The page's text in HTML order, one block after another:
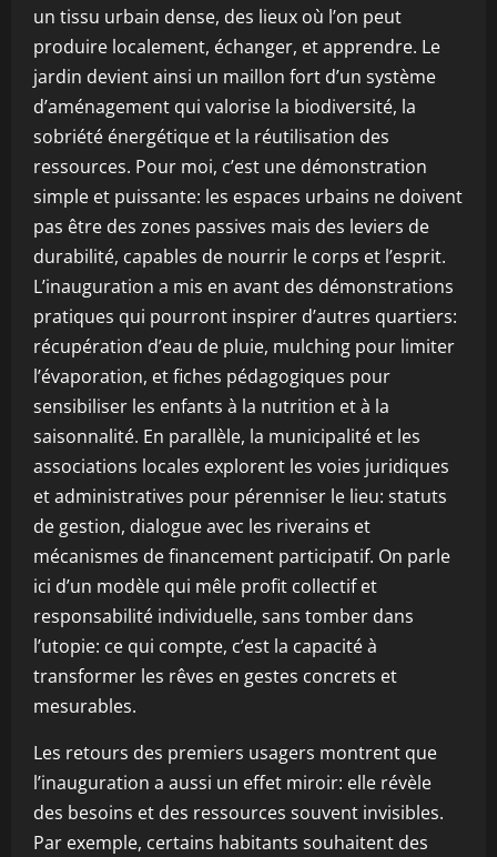
un tissu urbain dense, des lieux où l’on peut
produire localement, échanger, et apprendre. Le
jardin devient ainsi un maillon fort d’un système
d’aménagement qui valorise la biodiversité, la
sobriété énergétique et la réutilisation des
ressources. Pour moi, c’est une démonstration
simple et puissante: les espaces urbains ne doivent
pas être des zones passives mais des leviers de
durabilité, capables de nourrir le corps et l’esprit.
L’inauguration a mis en avant des démonstrations
pratiques qui pourront inspirer d’autres quartiers:
récupération d’eau de pluie, mulching pour limiter
l’évaporation, et fiches pédagogiques pour
sensibiliser les enfants à la nutrition et à la
saisonnalité. En parallèle, la municipalité et les
associations locales explorent les voies juridiques
et administratives pour pérenniser le lieu: statuts
de gestion, dialogue avec les riverains et
mécanismes de financement participatif. On parle
ici d’un modèle qui mêle profit collectif et
responsabilité individuelle, sans tomber dans
l’utopie: ce qui compte, c’est la capacité à
transformer les rêves en gestes concrets et
mesurables.
Les retours des premiers usagers montrent que
l’inauguration a aussi un effet miroir: elle révèle
des besoins et des ressources souvent invisibles.
Par exemple, certains habitants souhaitent des